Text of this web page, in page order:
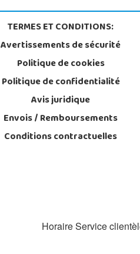
TERMES ET CONDITIONS:
Avertissements de sécurité
Politique de cookies
Politique de confidentialité
Avis juridique
Envois / Remboursements
Conditions contractuelles
Horaire Service